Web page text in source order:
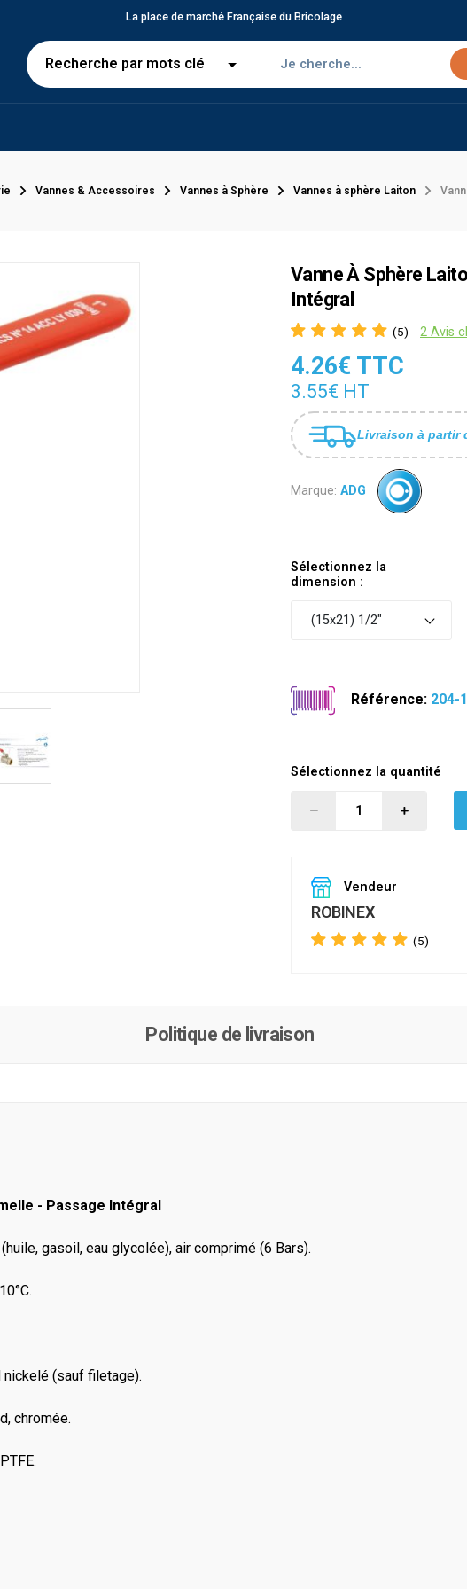
La place de marché Française du Bricolage
Vannes & Accessoires Vannes à Sphère Vannes à sphère Laiton
Vanne À Sphère
Intégral
(5) 2 Avis
4.26€ TTC
3.55€ HT
Livraison à partir
Marque: ADG
Sélectionnez la
dimension :
(15x21) 1/2"
Référence: 204-
Sélectionnez la quantité
Vendeur
ROBINEX
(5)
Politique de livraison
- Passage Intégral
gasoil, eau glycolée), air comprimé (6 Bars).
nickelé (sauf filetage).
chromée.